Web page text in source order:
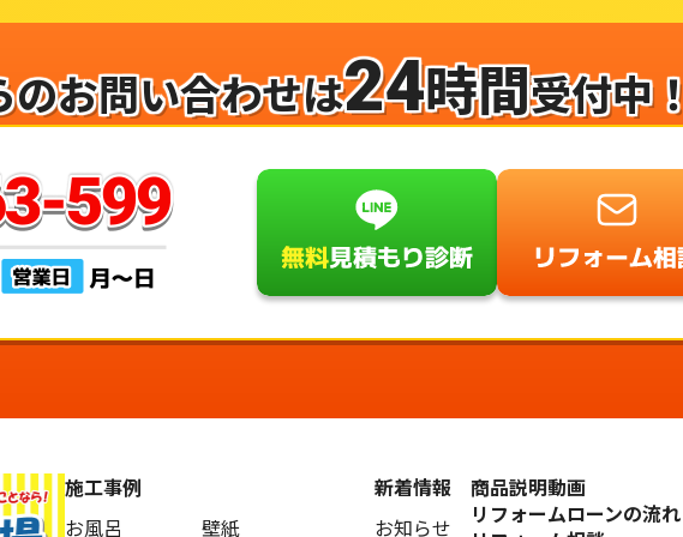
のお問い合わせは24時間受付中！
施工事例
お風呂
壁紙
新着情報
お知らせ
商品説明動画
リフォームローンの流れ